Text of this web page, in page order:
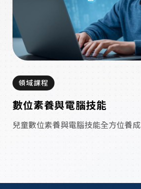
領域課程
數位素養與電腦技能
兒童數位素養與電腦技能全方位養成